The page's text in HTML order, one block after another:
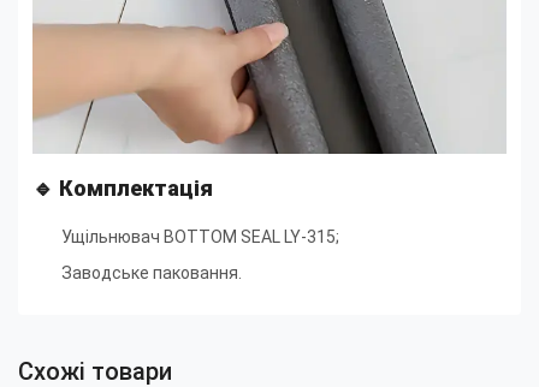
🔹 Комплектація
Ущільнювач BOTTOM SEAL LY-315;
Заводське паковання.
Схожі товари